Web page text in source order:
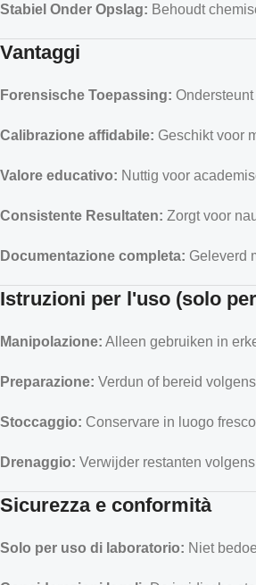
Stabiel Onder Opslag: Behoudt
Vantaggi
Forensische Toepassing:
Calibrazione affidabile: Geschikt voor
Valore educativo: Nuttig voor
Consistente Resultaten: Zorgt voor
Documentazione completa: Geleverd
Istruzioni per l'uso (solo
Manipolazione: Alleen gebruiken in
Preparazione: Verdun of bereid
Stoccaggio: Conservare in luogo
Drenaggio: Verwijder restanten
Sicurezza e conformità
Solo per uso di laboratorio: Niet